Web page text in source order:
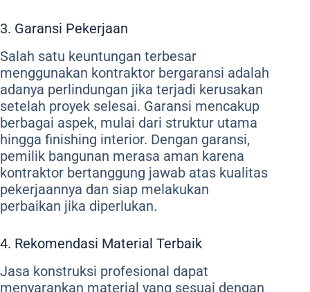
3. Garansi Pekerjaan
Salah satu keuntungan terbesar
menggunakan kontraktor bergaransi adalah
adanya perlindungan jika terjadi kerusakan
setelah proyek selesai. Garansi mencakup
berbagai aspek, mulai dari struktur utama
hingga finishing interior. Dengan garansi,
pemilik bangunan merasa aman karena
kontraktor bertanggung jawab atas kualitas
pekerjaannya dan siap melakukan
perbaikan jika diperlukan.
4. Rekomendasi Material Terbaik
Jasa konstruksi profesional dapat
menyarankan material yang sesuai dengan